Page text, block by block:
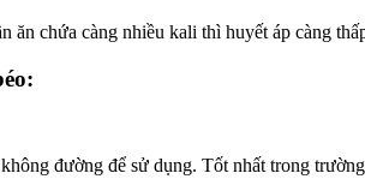
ăn chứa càng nhiều kali thì huyết áp càng
đường để sử dụng. Tốt nhất trong